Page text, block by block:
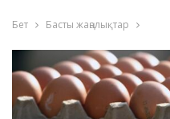
Бет Басты жаңалықтар